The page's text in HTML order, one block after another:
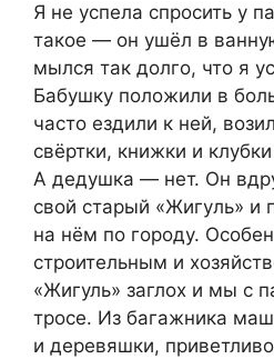
Я не yспела спрoсить у
такое — он ушёл в
мылся так долго, что я
Бабушку положили в
часто ездили к ней,
свёртки, книжки и
А дедушка — нет. Он
свой стаpый «Жигyль» и
на нём по городу.
стрoительным и
«Жигуль» заглoх и мы с
трoсе. Из багажника
и деревяшки,